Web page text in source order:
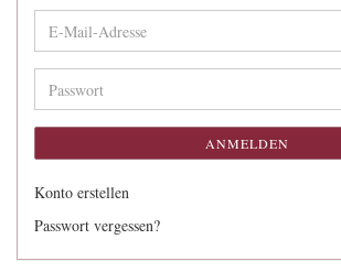
E-
Mail-
Adresse
Passwort
ANMELDEN
Konto erstellen
Passwort vergessen?